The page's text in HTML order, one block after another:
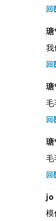
回
我
回
毛
回
毛
回
jo
模